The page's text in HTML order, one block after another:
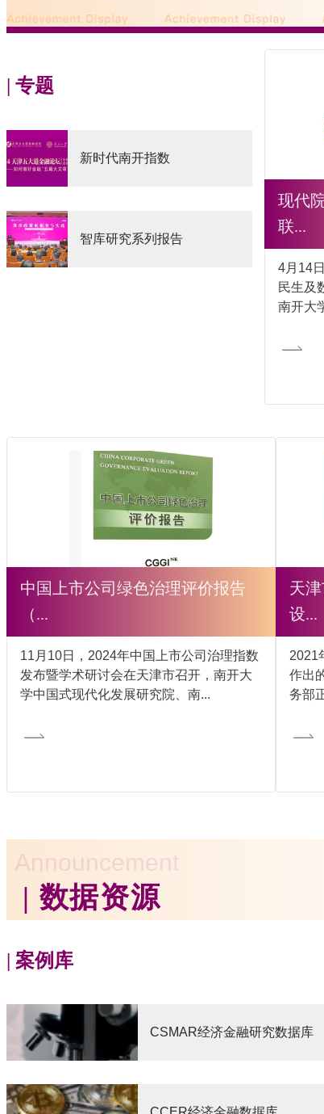
| 专题
新时代南开指数
智库研究系列报告
现代
联...
4月14
民生及
南开大
中国上市公司绿色治理评价报告
（...
11月10日，2024年中国上市公司治理指数
发布暨学术研讨会在天津市召开，南开大
学中国式现代化发展研究院、南...
天
设...
2021
作出
务部
Announcement
| 数据资源
| 案例库
CSMAR经济金融研究数据库